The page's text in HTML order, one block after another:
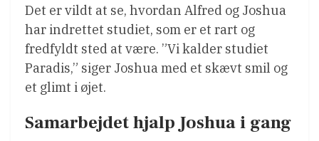
Det er vildt at se, hvordan Alfred og Joshua
har indrettet studiet, som er et rart og
fredfyldt sted at være. ”Vi kalder studiet
Paradis,” siger Joshua med et skævt smil og
et glimt i øjet.
Samarbejdet hjalp Joshua i gang